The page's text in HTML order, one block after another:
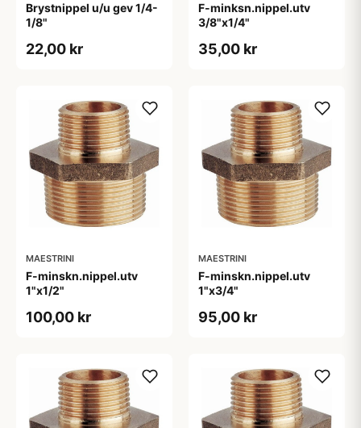
Brystnippel u/u gev 1/4-
1/8"
22,00 kr
F-minksn.nippel.utv
3/8"x1/4"
35,00 kr
MAESTRINI
F-minskn.nippel.utv
1"x1/2"
100,00 kr
MAESTRINI
F-minskn.nippel.utv
1"x3/4"
95,00 kr